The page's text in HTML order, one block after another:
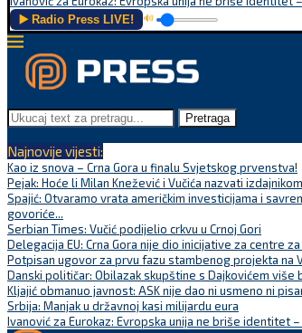
▶️ Radio Press LIVE! 🔊
Pretraga
Najnovije vijesti:
Kao iz snova – Crna Gora u finalu Svjetskog prvenstva!
Pejak: Hoće li Milan Knežević i Vučića nazvati
Spajić: Otvaramo vrata američkim investicijama i
govoriće...
Serbian Times: Vučić podijelio crkvu u Crnoj Gori
Delegacija EU: Crna Gora nije dio inicijative za centre
Potpisan ugovor za prvu fazu stambenog projekta na
Danski političar: Obilazak skupštine s Dajkovićem više
Kljajić obmanuo javnost: ASK nije dao ni usmeno ni
Srbija: Manjak u državnoj kasi milijardu eura
Ivanović za Eurokaz: Evropska unija ne briše identitet –